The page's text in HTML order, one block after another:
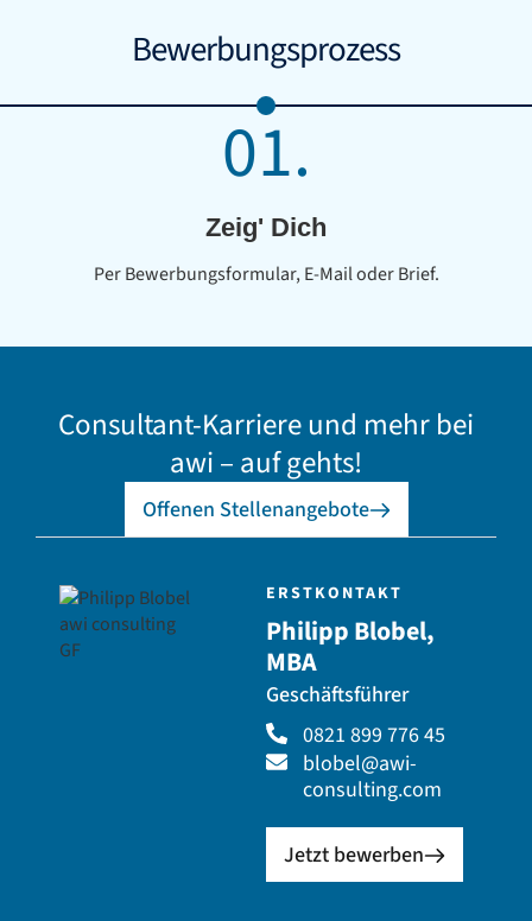
Bewerbungsprozess
01.
Zeig' Dich
Per Bewerbungsformular, E-Mail oder Brief.
Consultant-Karriere und mehr bei
awi – auf gehts!
Offenen Stellenangebote
ERSTKONTAKT
Philipp Blobel,
MBA
Geschäftsführer
0821 899 776 45
blobel@awi-
consulting.com
Jetzt bewerben